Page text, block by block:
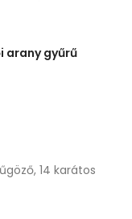
arany gyűrű
14 karátos